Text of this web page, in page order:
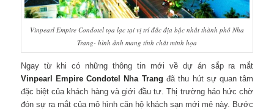
Vinpearl Empire Condotel tọa lạc tại vị trí đắc địa bậc nhất thành phố Nha
Trang- hình ảnh mang tính chất minh họa
Ngay từ khi có những thông tin mới về dự án sắp ra mắt
Vinpearl EmpireCondotel Nha Trang đã thu hút sự quan tâm
đặc biệt của khách hàng và giới đầu tư. Thị trường háo hức chờ
đón sự ra mắt của mô hình căn hộ khách sạn mới mẻ này. Bước